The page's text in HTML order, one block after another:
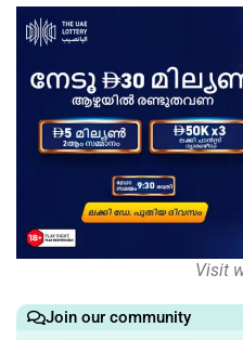
Visit
Join our community